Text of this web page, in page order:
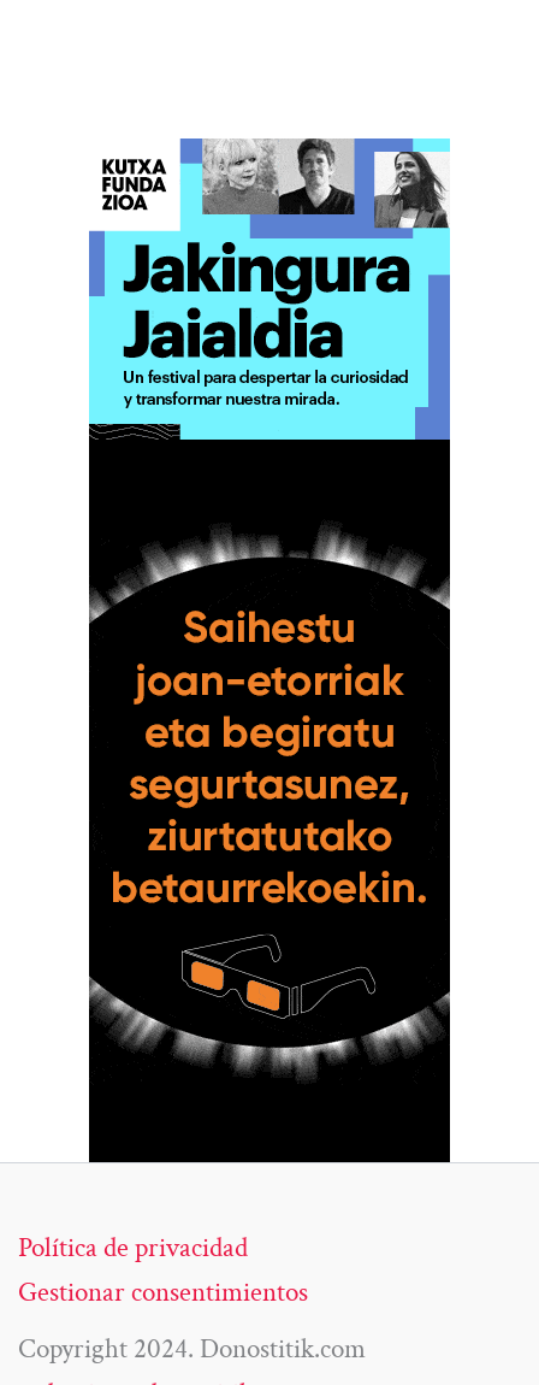
Política de privacidad
Gestionar consentimientos
Copyright 2024. Donostitik.com